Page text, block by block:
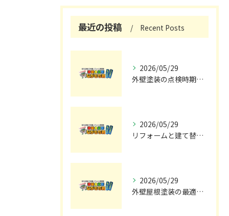
最近の投稿 Recent Posts
2026/05/29
外壁塗装の点検時期と施工の最適タイミング
2026/05/29
リフォームと建て替えの費用と注意点完全解説
2026/05/29
外壁屋根塗装の最適メンテナンス時期